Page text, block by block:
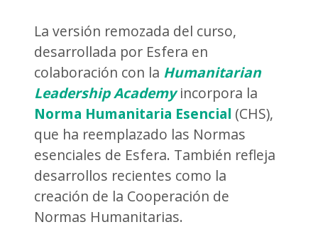
La versión remozada del curso,
desarrollada por Esfera en
colaboración con la Humanitarian
Leadership Academyincorpora la
Norma Humanitaria Esencial (CHS),
que ha reemplazado las Normas
esenciales de Esfera. También refleja
desarrollos recientes como la
creación de la Cooperación de
Normas Humanitarias.